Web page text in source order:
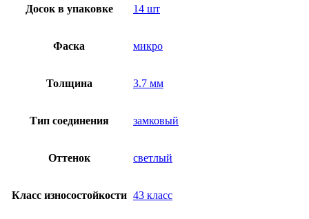
Досок в упаковке 14 шт
Фаска микро
Толщина 3.7 мм
Тип соединения замковый
Оттенок светлый
Класс износостойкости 43 класс